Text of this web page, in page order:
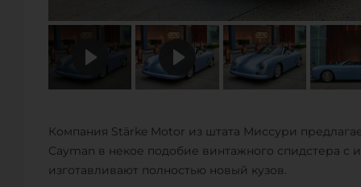
Компания Stärke Motor из штата Миссури
Cayman в некое подобие винтажного спидстера с
изготавливают полностью новый кузов.